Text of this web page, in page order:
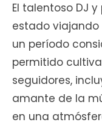
El talentoso DJ
estado
un período
permitido
seguidores,
amante de la
en una